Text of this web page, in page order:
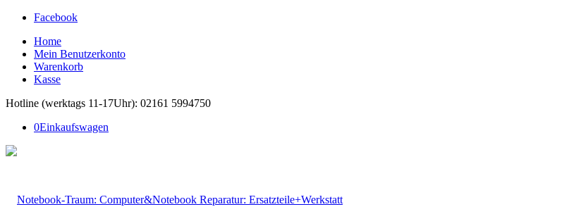
Facebook
Home
Mein Benutzerkonto
Warenkorb
Kasse
Hotline (werktags 11-17Uhr): 02161 5994750
0Einkaufswagen